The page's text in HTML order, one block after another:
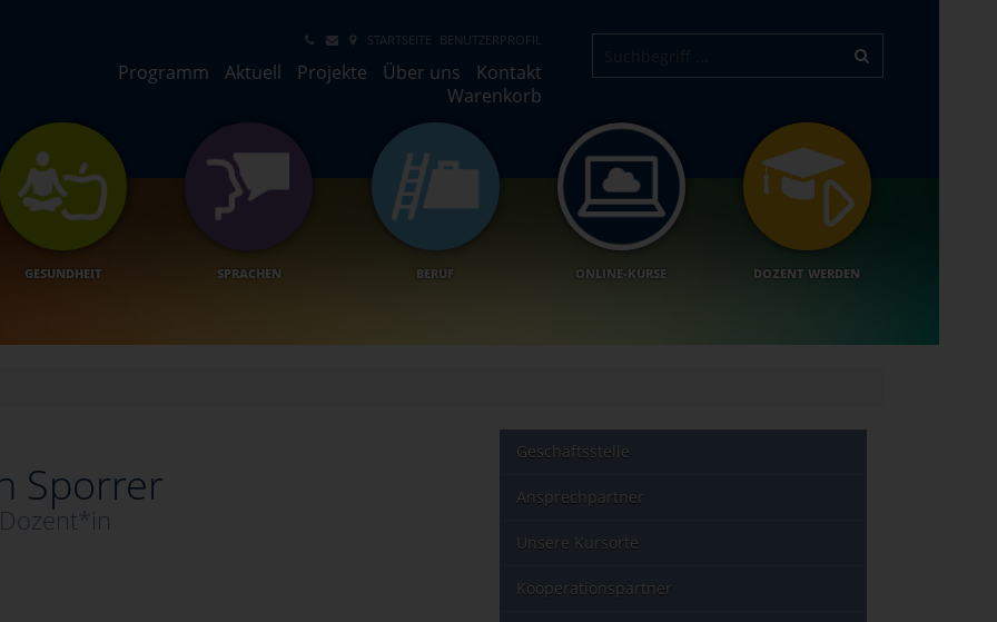
STARTSEITE BENUTZERPROFIL
Programm Aktuell Projekte Über uns
Kontakt
Warenkorb
GESUNDHEIT SPRACHEN BERUF ONLINE-KURSE DOZENT WERDEN
Sporrer
Geschäftsstelle
Ansprechpartner
Unsere Kursorte
Kooperationspartner